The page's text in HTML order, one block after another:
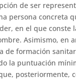
de ser
persona concreta
en el que
Asimismo, en
formación
la puntuación
posteriormente,